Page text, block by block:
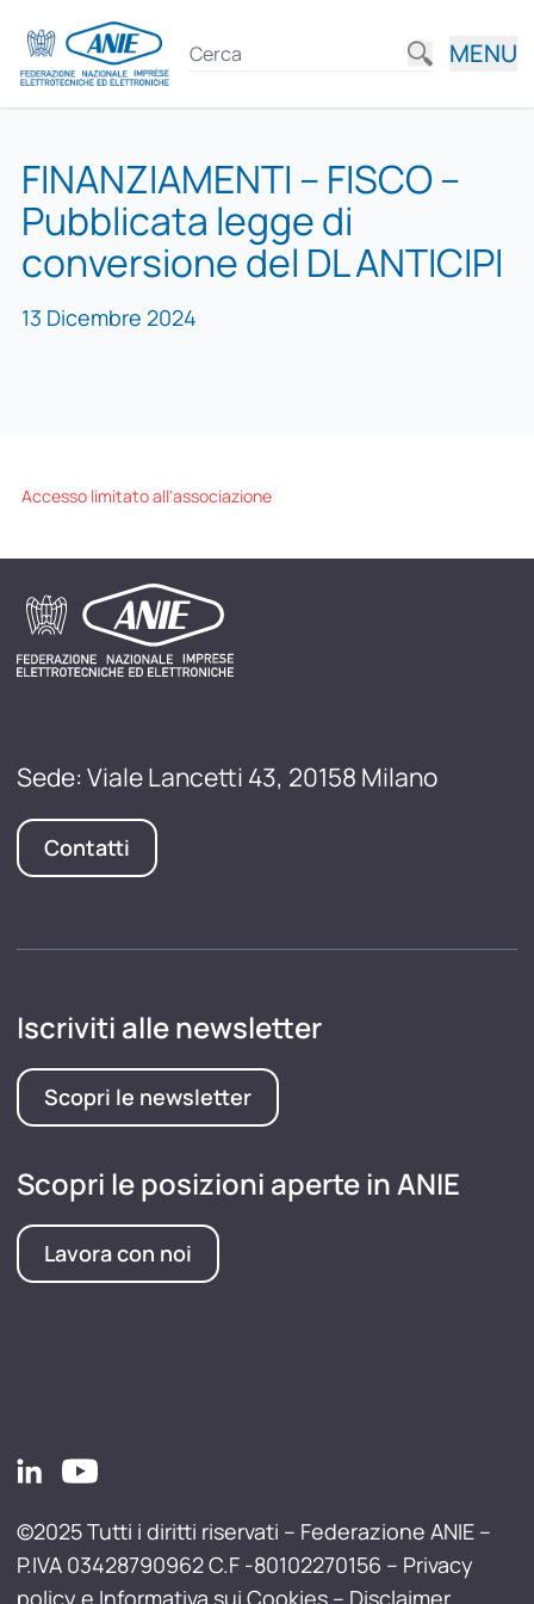
MENU
FINANZIAMENTI – FISCO –
Pubblicata legge di
conversione del DL ANTICIPI
13 Dicembre 2024
Accesso limitato all'associazione
Sede: Viale Lancetti 43, 20158 Milano
Contatti
Iscriviti alle newsletter
Scopri le newsletter
Scopri le posizioni aperte in ANIE
Lavora con noi
©2025 Tutti i diritti riservati – Federazione ANIE –
P.IVA 03428790962 C.F -80102270156 – Privacy